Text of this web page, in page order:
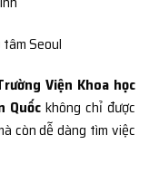
Seoul
Viện Khoa học
Quốc không chỉ được
còn dễ dàng tìm việc